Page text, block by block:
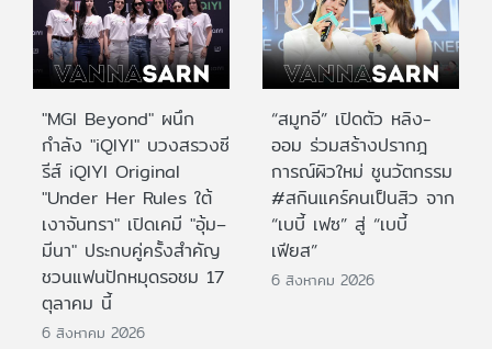
"MGI Beyond" ผนึก
กำลัง "iQIYI" บวงสรวงซี
รีส์ iQIYI Original
"Under Her Rules ใต้
เงาจันทรา" เปิดเคมี "อุ้ม–
มีนา" ประกบคู่ครั้งสำคัญ
ชวนแฟนปักหมุดรอชม 17
ตุลาคม นี้
6 สิงหาคม 2026
“สมูทอี” เปิดตัว หลิง-
ออม ร่วมสร้างปรากฎ
การณ์ผิวใหม่ ชูนวัตกรรม
#สกินแคร์คนเป็นสิว จาก
“เบบี้ เฟซ” สู่ “เบบี้
เฟียส”
6 สิงหาคม 2026